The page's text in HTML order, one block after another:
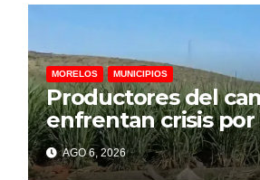
MORELOS MUNICIPIOS
Productores del
enfrentan crisis
financiamiento,
representante
AGO 6, 2026